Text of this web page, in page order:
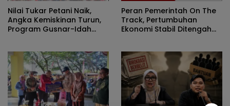
Nilai Tukar Petani Naik,
Angka Kemiskinan Turun,
Program Gusnar-Idah
Peran Pemerintah On The
Track, Pertumbuhan
Ekonomi Stabil Ditengah